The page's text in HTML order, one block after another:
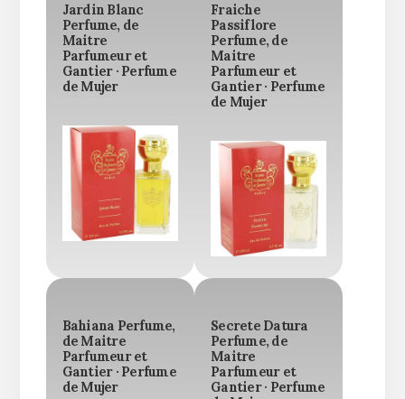
Jardin Blanc
Perfume, de
Maitre
Parfumeur et
Gantier · Perfume
de Mujer
Fraiche
Passiflore
Perfume, de
Maitre
Parfumeur et
Gantier · Perfume
de Mujer
Bahiana Perfume,
de Maitre
Parfumeur et
Gantier · Perfume
de Mujer
Secrete Datura
Perfume, de
Maitre
Parfumeur et
Gantier · Perfume